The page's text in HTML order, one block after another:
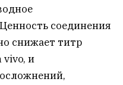
соединения
снижает титр
vivo, и